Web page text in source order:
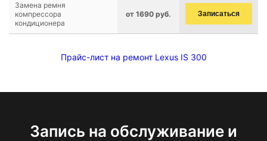
Замена ремня
компрессора
кондиционера
от 1690 руб. Записаться
Прайс-лист на ремонт Lexus IS 300
Запись на обслуживание и